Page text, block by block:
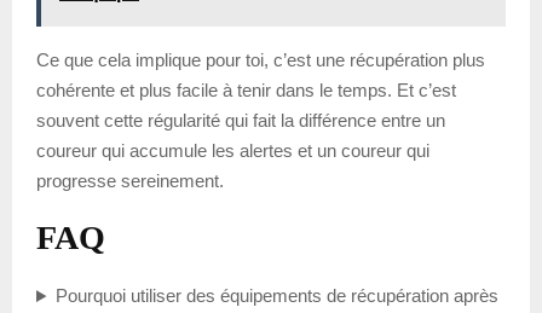
Ce que cela implique pour toi, c’est une récupération plus
cohérente et plus facile à tenir dans le temps. Et c’est
souvent cette régularité qui fait la différence entre un
coureur qui accumule les alertes et un coureur qui
progresse sereinement.
FAQ
Pourquoi utiliser des équipements de récupération après